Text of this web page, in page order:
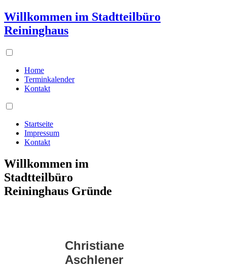
Willkommen im Stadtteilbüro
Reininghaus
Home
Terminkalender
Kontakt
Startseite
Impressum
Kontakt
Willkommen im
Stadtteilbüro
Reininghaus Gründe
Christiane
Aschlener